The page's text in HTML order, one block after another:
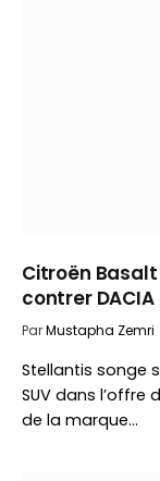
Citroën
contrer DACIA
ParMustapha Zemri
Stellantis songe
SUV dans l’offre
de la marque…